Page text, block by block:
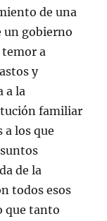
de una
un gobierno
a
y
a la
familiar
los que
de la
todos esos
que tanto